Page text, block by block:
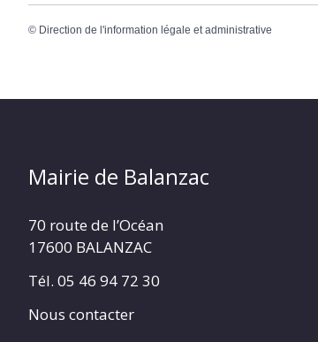
© Direction de l'information légale et administrative
Mairie de Balanzac
70 route de l’Océan
17600 BALANZAC
Tél. 05 46 94 72 30
Nous contacter